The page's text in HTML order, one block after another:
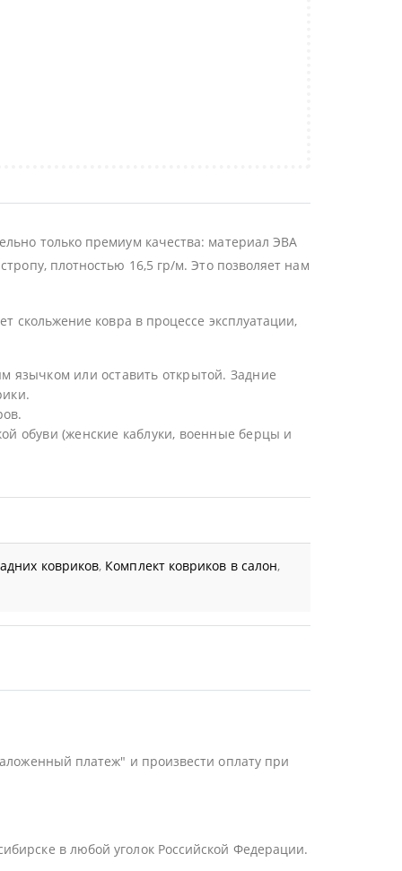
только премиум качества: материал ЭВА
плотностью 16,5 гр/м. Это позволяет нам
скольжение ковра в процессе эксплуатации,
язычком или оставить открытой. Задние
обуви (женские каблуки, военные берцы и
ковриков, Комплект ковриков в салон,
платеж" и произвести оплату при
в любой уголок Российской Федерации.